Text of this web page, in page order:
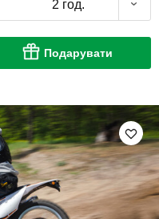
2 год.
Подарувати